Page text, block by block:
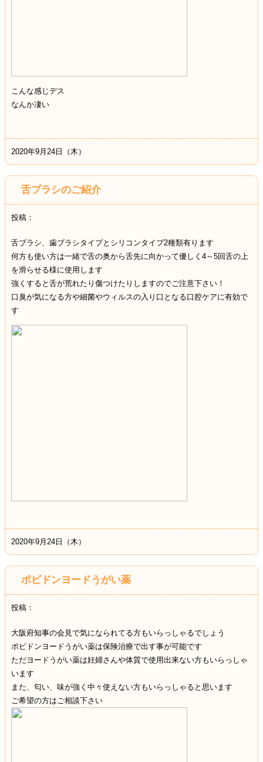
こんな感じデス
なんか凄い
2020年9月24日（木）
舌ブラシのご紹介
投稿：
舌ブラシ、歯ブラシタイプとシリコンタイプ2種類有ります
何方も使い方は一緒で舌の奥から舌先に向かって優しく4～5回舌の上
を滑らせる様に使用します
強くすると舌が荒れたり傷つけたりしますのでご注意下さい！
口臭が気になる方や細菌やウィルスの入り口となる口腔ケアに有効で
す
2020年9月24日（木）
ポビドンヨードうがい薬
投稿：
大阪府知事の会見で気になられてる方もいらっしゃるでしょう
ポビドンヨードうがい薬は保険治療で出す事が可能です
ただヨードうがい薬は妊婦さんや体質で使用出来ない方もいらっしゃ
います
また、匂い、味が強く中々使えない方もいらっしゃると思います
ご希望の方はご相談下さい